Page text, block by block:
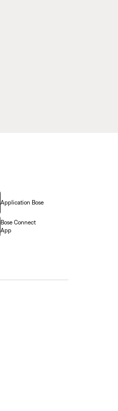
Application Bose
Bose Connect
App